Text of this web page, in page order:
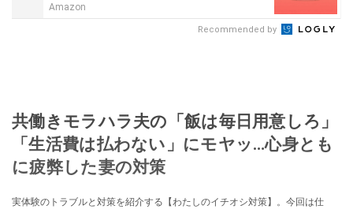
Amazon
Recommended by
共働きモラハラ夫の「飯は毎日用意しろ」
「生活費は払わない」にモヤッ…心身とも
に疲弊した妻の対策
実体験のトラブルと対策を紹介する【わたしのイチオシ対策】。今回は仕